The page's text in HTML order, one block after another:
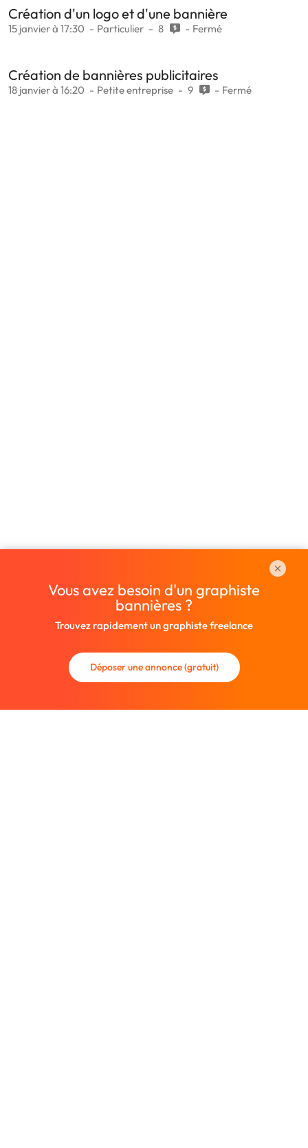
Création d'un logo et d'une bannière
15 janvier à 17:30 Particulier 8 Fermé
Création de bannières publicitaires
18 janvier à 16:20 Petite entreprise 9 Fermé
Vous avez besoin d'un graphiste
bannières ?
Trouvez rapidement un graphiste freelance
Déposer une annonce (gratuit)